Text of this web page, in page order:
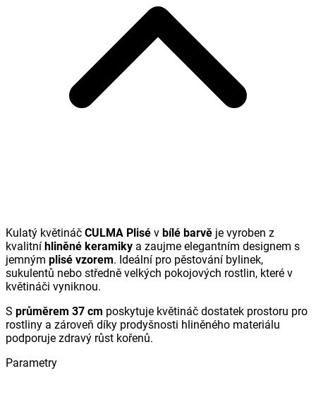
Kulatý květináč CULMA Plisé v bílé barvě je vyroben z
kvalitní hliněné keramiky a zaujme elegantním designem s
jemným plisé vzorem. Ideální pro pěstování bylinek,
sukulentů nebo středně velkých pokojových rostlin, které v
květináči vyniknou.
S průměrem 37 cm poskytuje květináč dostatek prostoru pro
rostliny a zároveň díky prodyšnosti hliněného materiálu
podporuje zdravý růst kořenů.
Parametry